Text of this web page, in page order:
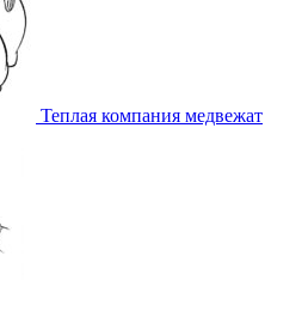
Теплая компания медвежат